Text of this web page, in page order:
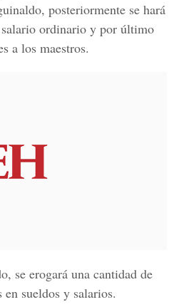
posteriormente se hará
ordinario y por último
a los maestros.
se erogará una cantidad de
sueldos y salarios.